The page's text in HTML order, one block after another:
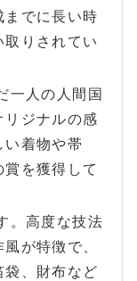
までに長い時
取りされてい
一人の人間国
リジナルの感
い着物や帯
を獲得して
。高度な技法
が特徴で、
袋、財布など